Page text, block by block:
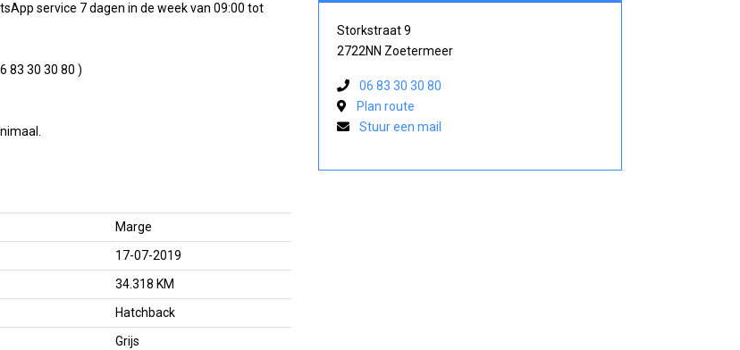
service 7 dagen in de week van 09:00 tot
83 30 30 80 )
Marge
17-07-2019
34.318 KM
Hatchback
Grijs
Storkstraat 9
2722NN Zoetermeer
06 83 30 30 80
Plan route
Stuur een mail